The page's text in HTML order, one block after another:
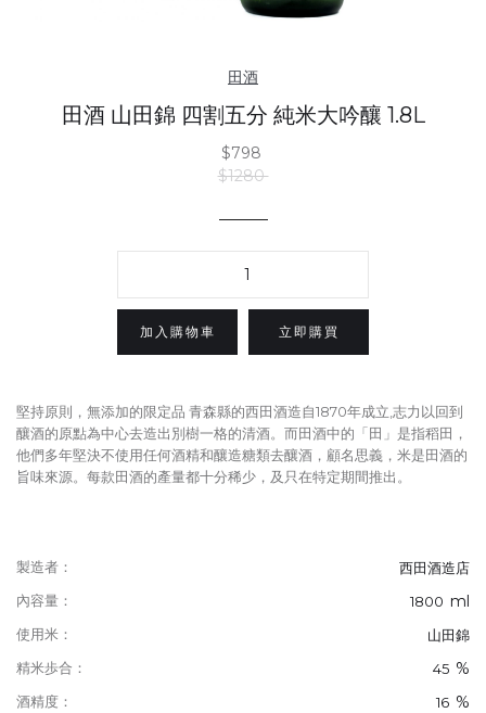
田酒
田酒 山田錦 四割五分 純米大吟釀 1.8L
$798
$1280
立即購買
堅持原則，無添加的限定品 青森縣的西田酒造自1870年成立,志力以回到
釀酒的原點為中心去造出別樹一格的清酒。而田酒中的「田」是指稻田，
他們多年堅決不使用任何酒精和釀造糖類去釀酒，顧名思義，米是田酒的
旨味來源。每款田酒的產量都十分稀少，及只在特定期間推出。
製造者： 西田酒造店
內容量： 1800 ml
使用米： 山田錦
精米歩合： 45 %
酒精度： 16 %